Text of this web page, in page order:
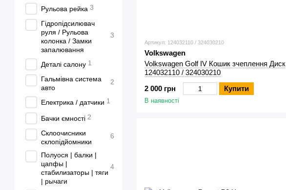
Артикул: 124032110 / 324030210
Volkswagen
Volkswagen Golf IV Кошик зчеплення Диск
124032110 / 324030210
2 000 грн
Купити
В наявності
Рульова рейка 3
Гідропідсилювач
руля / Рульова
колонка / Замки
запалювання
3
Деталі салону 1
Гальмівна система
авто
2
Електрика / датчики 1
Бачки ємності 2
Склоочисники
склопідйомники
6
Полуося | балки |
цапфы |
стабилизаторы | тяги
| рычаги
4